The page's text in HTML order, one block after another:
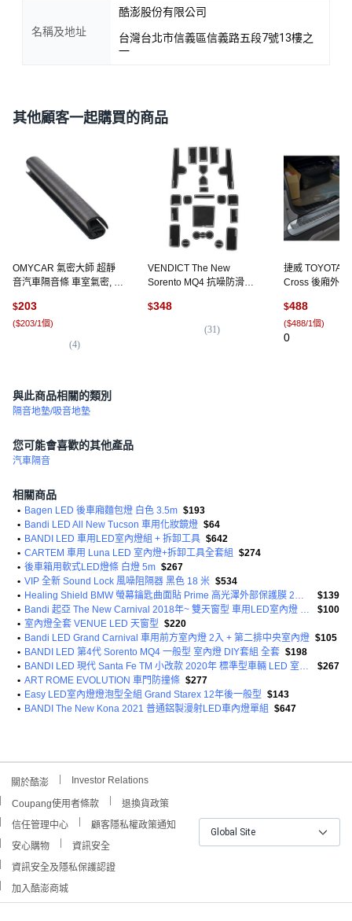
名稱及地址
酷澎股份有限公司
台灣台北市信義區信義路五段7號13樓之
一
其他顧客一起購買的商品
OMYCAR 氣密大師 超靜
音汽車隔音條 車室氣密, 1
$203
($203/1個)
(4)
VENDICT The New
Sorento MQ4 抗噪防滑墊
$348
(31)
捷威 TOYOTA
Cross 後廂外防
防刮 裝飾飾板,
$488
($488/1個)
0
與此商品相關的類別
隔音地墊/吸音地墊
您可能會喜歡的其他產品
汽車隔音
相關商品
• Bagen LED 後車廂麵包燈 白色 3.5m $193
• Bandi LED All New Tucson 車用化妝鏡燈 $64
• BANDI LED 車用LED室內燈組 + 拆卸工具 $642
• CARTEM 車用 Luna LED 室內燈+拆卸工具全套組
$274
• 後車箱用軟式LED燈條 白燈 5m $267
• VIP 全新 Sound Lock 風噪阻隔器 黑色 18 米 $534
•
Healing Shield BMW 螢幕鑰匙曲面貼 Prime 高光澤外部保護膜 2片組
$139
•
Bandi 起亞 The New Carnival 2018年~ 雙天窗型 車用LED室內燈 DIY套組
$100
• 室內燈全套 VENUE LED 天窗型 $220
• Bandi LED Grand Carnival 車用前方室內燈 2入 + 第二排中央室內燈 $105
• BANDI LED 第4代 Sorento MQ4 一般型 室內燈 DIY套組 全套 $198
•
BANDI LED 現代 Santa Fe TM 小改款 2020年 標準型車輛 LED 室內燈 DIY套組
$267
• ART ROME EVOLUTION 車門防撞條 $277
• Easy LED室內燈燈泡型全組 Grand Starex 12年後一般型 $143
• BANDI The New Kona 2021 普通鋁製漫射LED車內燈單組 $647
關於酷澎 Investor Relations
Coupang使用者條款
退換貨政策
信任管理中心
顧客隱私權政策通知
安心購物
資訊安全
資訊安全及隱私保護認證
加入酷澎商城
Global Site